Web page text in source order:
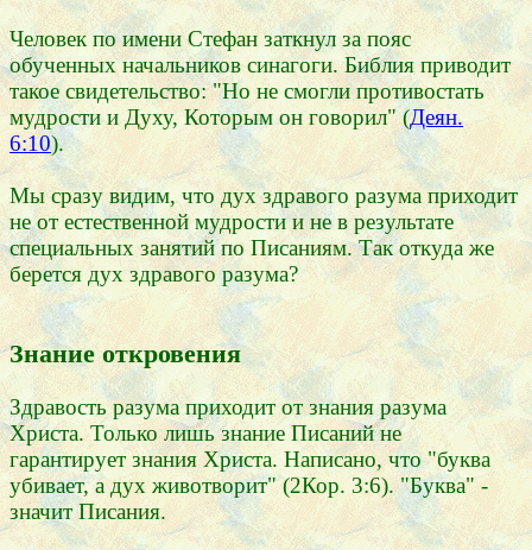
Человек по имени Стефан заткнул за пояс
обученных начальников синагоги. Библия приводит
такое свидетельство: "Но не смогли противостать
мудрости и Духу, Которым он говорил" (Деян.
6:10).
Мы сразу видим, что дух здравого разума приходит
не от естественной мудрости и не в результате
специальных занятий по Писаниям. Так откуда же
берется дух здравого разума?
Знание откровения
Здравость разума приходит от знания разума
Христа. Только лишь знание Писаний не
гарантирует знания Христа. Написано, что "буква
убивает, а дух животворит" (2Кор. 3:6). "Буква" -
значит Писания.